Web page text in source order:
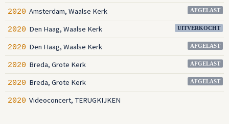
AFGELAST
2020 Amsterdam, Waalse Kerk
UITVERKOCHT
2020 Den Haag, Waalse Kerk
AFGELAST
2020 Den Haag, Waalse Kerk
AFGELAST
2020 Breda, Grote Kerk
AFGELAST
2020 Breda, Grote Kerk
2020 Videoconcert, TERUGKIJKEN